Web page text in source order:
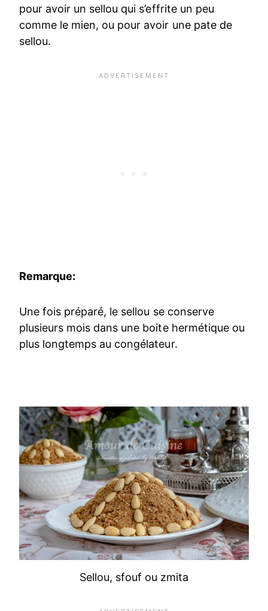
pour avoir un sellou qui s’effrite un peu
comme le mien, ou pour avoir une pate de
sellou.
Remarque:
Une fois préparé, le sellou se conserve
plusieurs mois dans une boite hermétique ou
plus longtemps au congélateur.
Sellou, sfouf ou zmita